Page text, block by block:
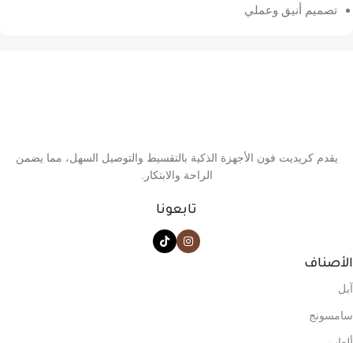
تصميم أنيق وعملي
يقدم كريديت فون الأجهزة الذكية بالتقسيط والتوصيل السهل، مما يضمن
الراحة والابتكار.
تابعونا
الأصناف
آبل
سامسونج